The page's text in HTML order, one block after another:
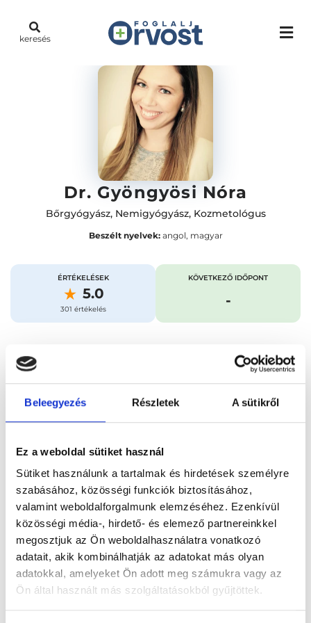
Beleegyezés Részletek A sütikről
Ez a weboldal sütiket használ
Sütiket használunk a tartalmak és hirdetések személyre
szabásához, közösségi funkciók biztosításához,
valamint weboldalforgalmunk elemzéséhez. Ezenkívül
közösségi média-, hirdető- és elemező partnereinkkel
megosztjuk az Ön weboldalhasználatra vonatkozó
adatait, akik kombinálhatják az adatokat más olyan
adatokkal, amelyeket Ön adott meg számukra vagy az
Ön által használt más szolgáltatásokból gyűjtöttek.
keresés
Dr. Gyöngyösi Nóra
Bőrgyógyász, Nemigyógyász, Kozmetológus
Beszélt nyelvek:angol, magyar
ÉRTÉKELÉSEK
5.0
301 értékelés
KÖVETKEZŐ IDŐPONT
-
Időpontfoglalás Vélemények
Foglalj időpontot
Összes szakterület
Főoldal Orvosok Bőrgyógyász
Bőrgyógyász, Budapest, II. kerület
Dr. Gyöngyösi Nóra